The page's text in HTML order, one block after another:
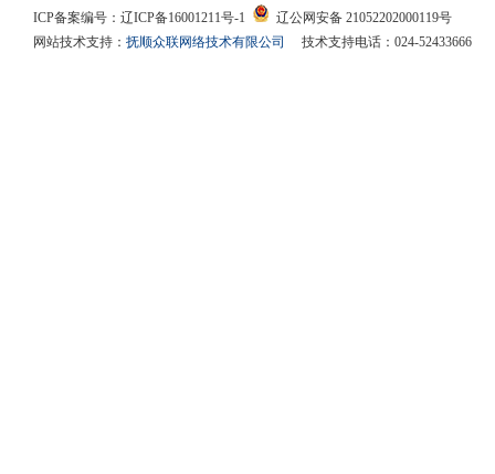
ICP备案编号： 辽ICP备16001211号-1
辽公网安备 21052202000119号
网站技术支持： 抚顺众联网络技术有限公司 技术支持电话：024-52433666